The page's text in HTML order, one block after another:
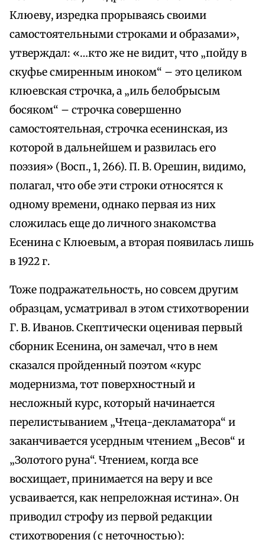
Клюеву, изредка прорываясь своими
самостоятельными строками и образами»,
утверждал: «…кто же не видит, что „пойду в
скуфье смиренным иноком“ – это целиком
клюевская строчка, а „иль белобрысым
босяком“ – строчка совершенно
самостоятельная, строчка есенинская, из
которой в дальнейшем и развилась его
поэзия» (Восп., 1, 266). П. В. Орешин, видимо,
полагал, что обе эти строки относятся к
одному времени, однако первая из них
сложилась еще до личного знакомства
Есенина с Клюевым, а вторая появилась лишь
в 1922 г.
Тоже подражательность, но совсем другим
образцам, усматривал в этом стихотворении
Г. В. Иванов. Скептически оценивая первый
сборник Есенина, он замечал, что в нем
сказался пройденный поэтом «курс
модернизма, тот поверхностный и
несложный курс, который начинается
перелистыванием „Чтеца-декламатора“ и
заканчивается усердным чтением „Весов“ и
„Золотого руна“. Чтением, когда все
восхищает, принимается на веру и все
усваивается, как непреложная истина». Он
приводил строфу из первой редакции
стихотворения (с неточностью):